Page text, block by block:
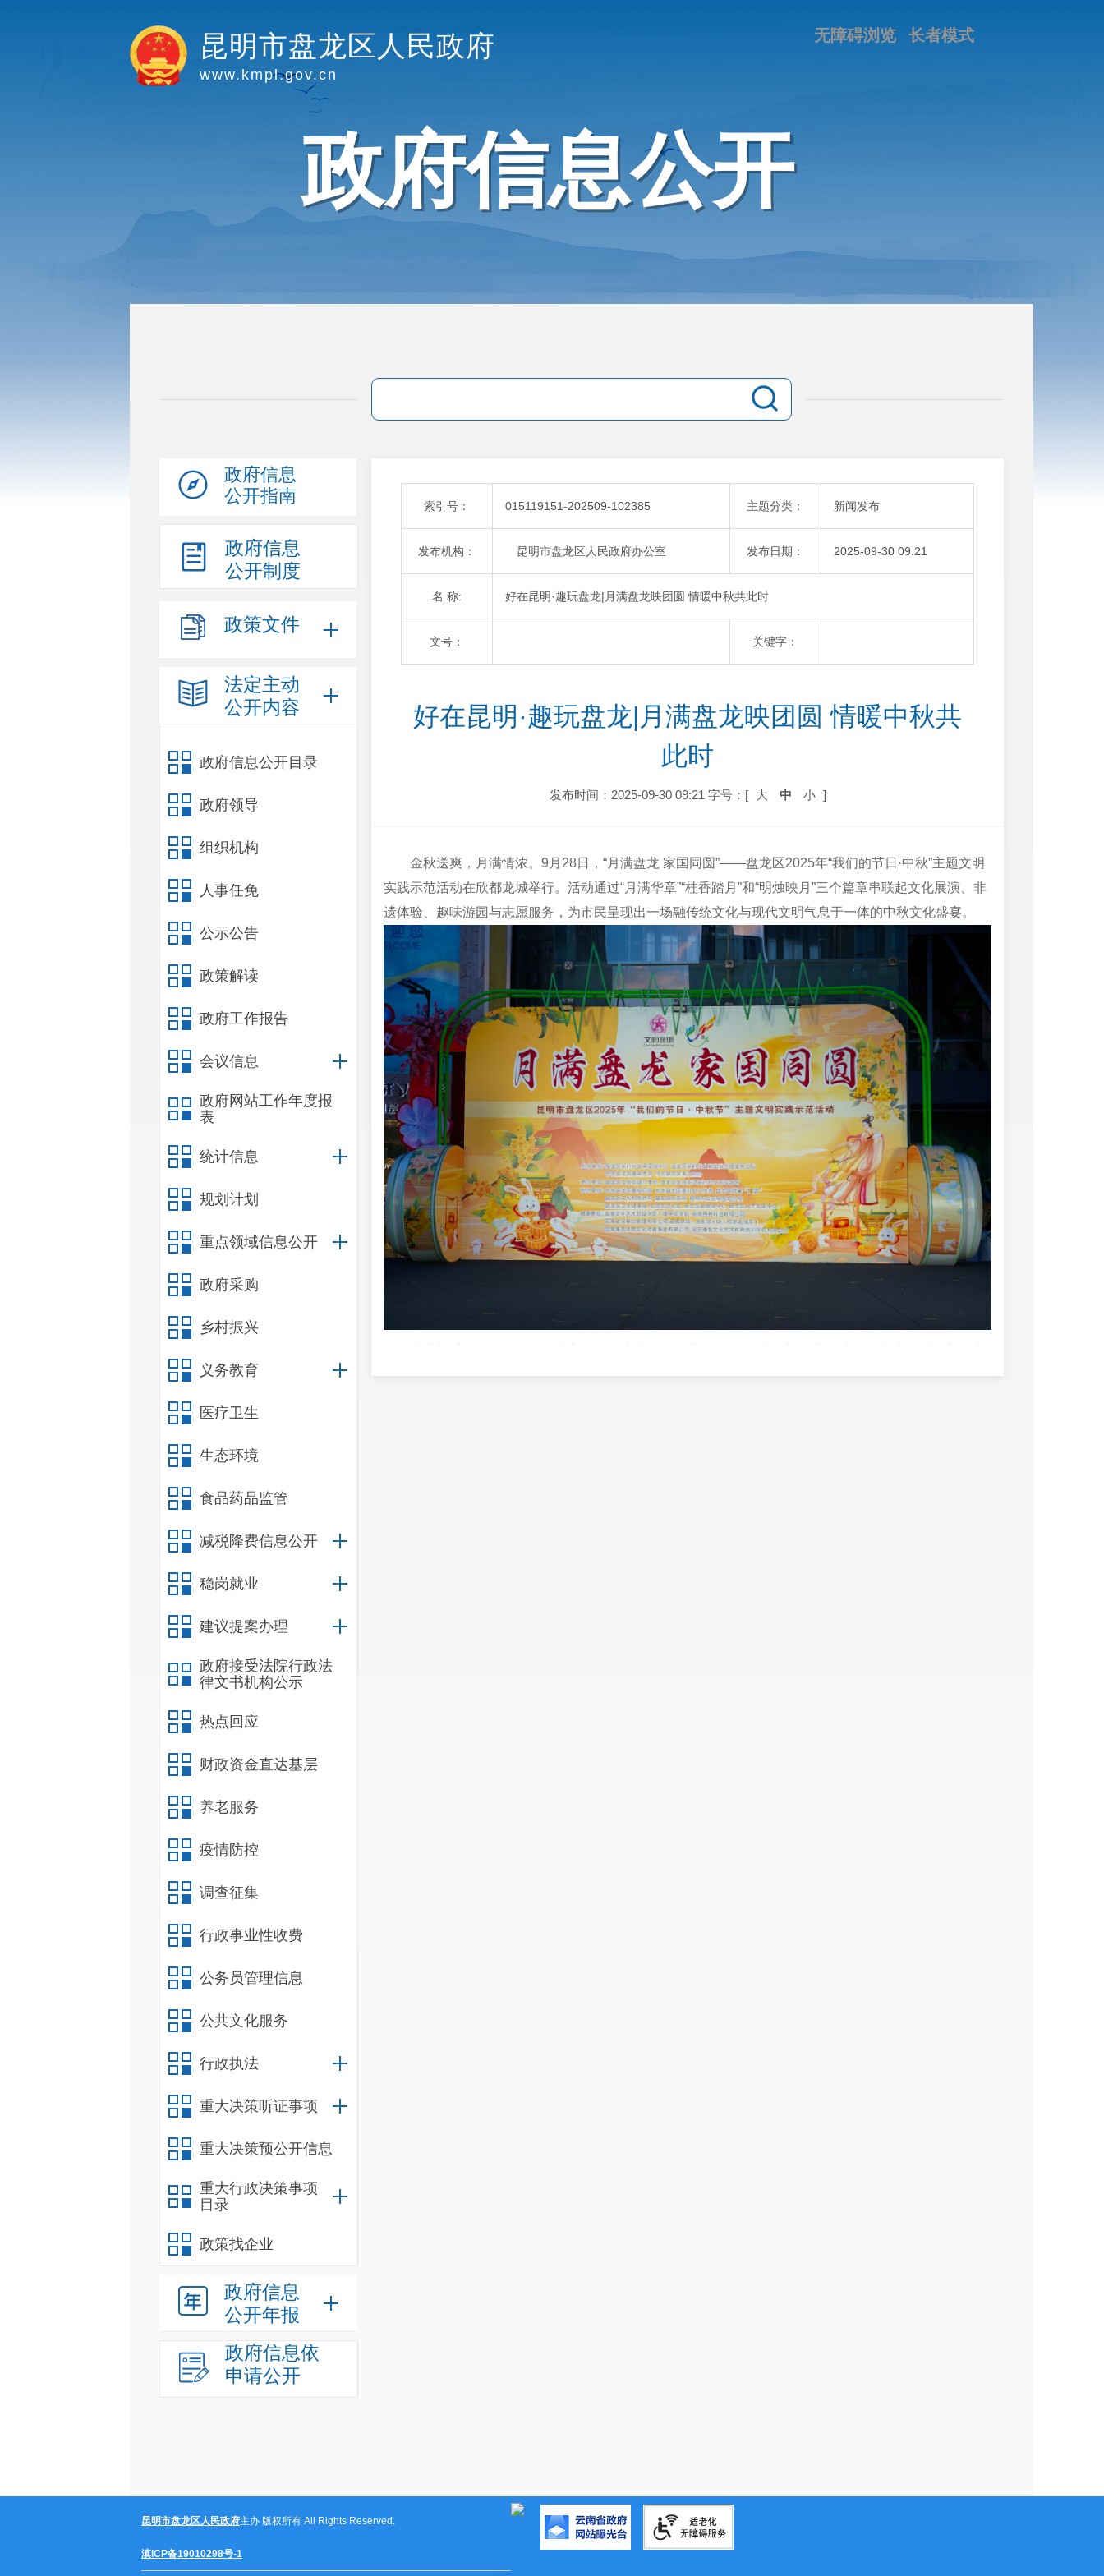
昆明市盘龙区人民政府
www.kmpl.gov.cn
长者模式
无障碍浏览
政府信息公开
政府信息
公开指南
政府信息
公开制度
政策文件
法定主动
公开内容
政府信息公开目录
政府领导
组织机构
人事任免
公示公告
政策解读
政府工作报告
会议信息
政府网站工作年度报
表
统计信息
规划计划
重点领域信息公开
政府采购
乡村振兴
义务教育
医疗卫生
生态环境
食品药品监管
减税降费信息公开
稳岗就业
建议提案办理
政府接受法院行政法
律文书机构公示
热点回应
财政资金直达基层
养老服务
疫情防控
调查征集
行政事业性收费
公务员管理信息
公共文化服务
行政执法
重大决策听证事项
重大决策预公开信息
重大行政决策事项
目录
政策找企业
政府信息
公开年报
政府信息依
申请公开
索引号： 015119151-202509-102385 主题分类： 新闻发布
发布机构： 昆明市盘龙区人民政府办公室 发布日期： 2025-09-30 09:21
名 称: 好在昆明·趣玩盘龙|月满盘龙映团圆 情暖中秋共此时
文号： 关键字：
好在昆明·趣玩盘龙|月满盘龙映团圆 情暖中秋共
此时
发布时间：2025-09-30 09:21 字号：[ 大 中 小 ]
金秋送爽，月满情浓。9月28日，“月满盘龙 家国同圆”——盘龙区2025年“我们的节日·中秋”主题文明
实践示范活动在欣都龙城举行。活动通过“月满华章”“桂香踏月”和“明烛映月”三个篇章串联起文化展演、非
遗体验、趣味游园与志愿服务，为市民呈现出一场融传统文化与现代文明气息于一体的中秋文化盛宴。
员步履生风，瞬息间面容数变，与观众的互动引来阵阵喝彩；旗袍秀模特们步履翩跹，一步一韵，尽显东
昆明市盘龙区人民政府主办 版权所有 All Rights Reserved.
滇ICP备19010298号-1